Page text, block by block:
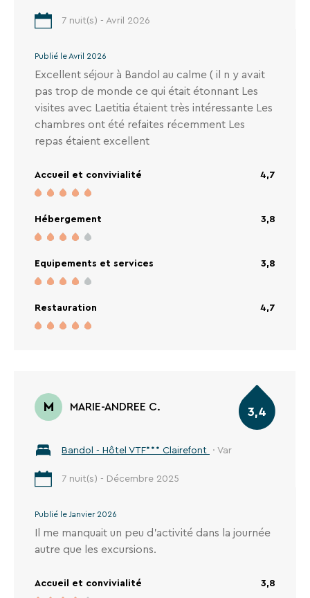
RECHERCHER
Une destination, un hôtel...
7 nuit(s) - Avril 2026
Publié le Avril 2026
Excellent séjour à Bandol au calme ( il n y avait
pas trop de monde ce qui était étonnant Les
visites avec Laetitia étaient très intéressante Les
chambres ont été refaites récemment Les
repas étaient excellent
Accueil et convivialité 4,7
Hébergement 3,8
Equipements et services 3,8
Restauration 4,7
M MARIE-ANDREE C.
Bandol - Hôtel VTF*** Clairefont · Var
7 nuit(s) - Décembre 2025
Publié le Janvier 2026
Il me manquait un peu d'activité dans la journée
autre que les excursions.
3,4
Accueil et convivialité 3,8